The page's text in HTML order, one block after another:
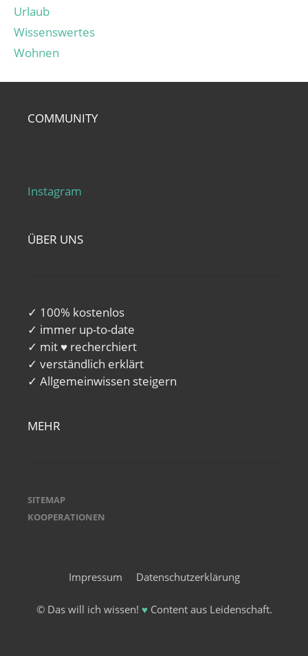
Urlaub
Wissenswertes
Wohnen
COMMUNITY
Instagram
ÜBER UNS
✓ 100% kostenlos
✓ immer up-to-date
✓ mit ♥ recherchiert
✓ verständlich erklärt
✓ Allgemeinwissen steigern
MEHR
SITEMAP
KOOPERATIONEN
Impressum Datenschutzerklärung
© Das will ich wissen! ♥ Content aus Leidenschaft.